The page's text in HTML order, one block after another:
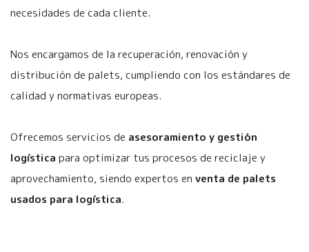
necesidades de cada cliente.
Nos encargamos de la recuperación, renovación y
distribución de palets, cumpliendo con los estándares de
calidad y normativas europeas.
Ofrecemos servicios de asesoramiento y gestión
logística para optimizar tus procesos de reciclaje y
aprovechamiento, siendo expertos en venta de palets
usados para logística.